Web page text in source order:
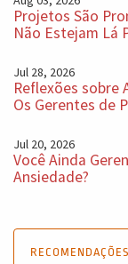
Projetos São
Não Estejam Lá
Jul 28, 2026
Reflexões sobre
Os Gerentes de
Jul 20, 2026
Você Ainda
Ansiedade?